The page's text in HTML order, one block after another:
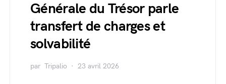
Générale du Trésor parle
transfert de charges et
solvabilité
par Tripalio 23 avril 2026